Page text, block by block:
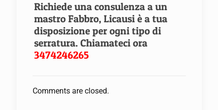
Richiede una consulenza a un
mastro Fabbro, Licausi è a tua
disposizione per ogni tipo di
serratura. Chiamateci ora
3474246265
Comments are closed.